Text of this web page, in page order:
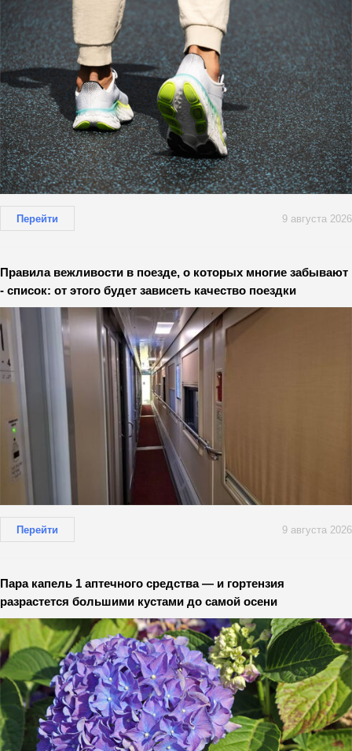
Перейти 9 августа 2026
Правила вежливости в поезде, о которых многие забывают
- список: от этого будет зависеть качество поездки
Перейти 9 августа 2026
Пара капель 1 аптечного средства — и гортензия
разрастется большими кустами до самой осени